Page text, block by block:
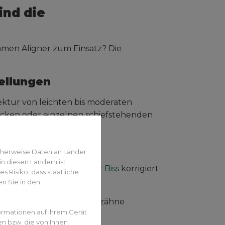
die
Aligner zum Einsatz? Die
von leichten bis moderaten
oder einzelnen schiefstehenden
werden, wenn der Biss korrigiert
über die unteren Frontzähne
Daten an Länder
diesen Ländern ist
Risiko, dass staatliche
Sie in den
auf Ihrem Gerät
bzw. die von Ihnen